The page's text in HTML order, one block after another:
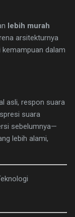
lebih murah
arsitekturnya
dalam
asli, respon suara
suara
sebelumnya—
lebih alami,